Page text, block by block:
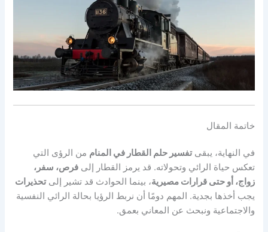
خاتمة المقال
في النهاية، يبقىتفسير حلم القطار في المنام من الرؤى التي
تعكس حياة الرائي وتحولاته. قد يرمز القطار إلىفرص، سفر،
زواج، أو حتى قرارات مصيرية، بينما الحوادث قد تشير إلىتحذيرات
يجب أخذها بجدية. المهم دومًا أن نربط الرؤيا بحالة الرائي النفسية
والاجتماعية ونبحث عن المعاني بعمق.